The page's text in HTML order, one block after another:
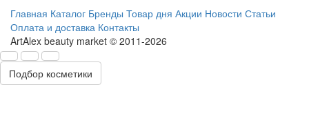
Главная Каталог Бренды Товар дня Акции Новости Статьи
Оплата и доставка Контакты
ArtAlex beauty market © 2011-2026
Подбор косметики